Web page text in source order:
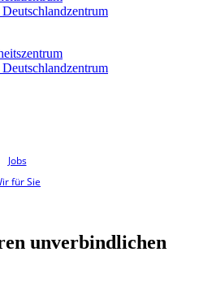
Jobs
für Sie
unverbindlichen